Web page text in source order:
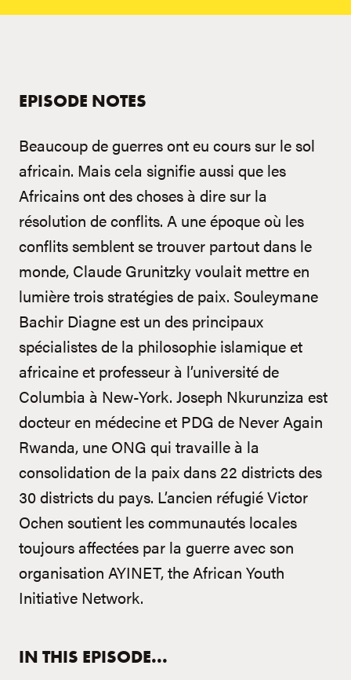
EPISODE NOTES
Beaucoup de guerres ont eu cours sur le sol
africain. Mais cela signifie aussi que les
Africains ont des choses à dire sur la
résolution de conflits. A une époque où les
conflits semblent se trouver partout dans le
monde, Claude Grunitzky voulait mettre en
lumière trois stratégies de paix. Souleymane
Bachir Diagne est un des principaux
spécialistes de la philosophie islamique et
africaine et professeur à l’université de
Columbia à New-York. Joseph Nkurunziza est
docteur en médecine et PDG de Never Again
Rwanda, une ONG qui travaille à la
consolidation de la paix dans 22 districts des
30 districts du pays. L’ancien réfugié Victor
Ochen soutient les communautés locales
toujours affectées par la guerre avec son
organisation AYINET, the African Youth
Initiative Network.
IN THIS EPISODE...